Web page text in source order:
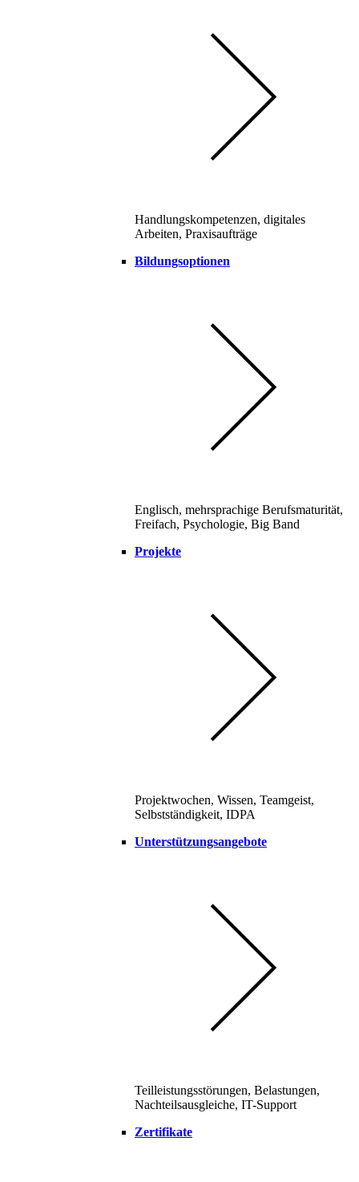
Handlungskompetenzen, digitales
Arbeiten, Praxisaufträge
Bildungsoptionen
Englisch, mehrsprachige Berufsmaturität,
Freifach, Psychologie, Big Band
Projekte
Projektwochen, Wissen, Teamgeist,
Selbstständigkeit, IDPA
Unterstützungsangebote
Teilleistungsstörungen, Belastungen,
Nachteilsausgleiche, IT-Support
Zertifikate